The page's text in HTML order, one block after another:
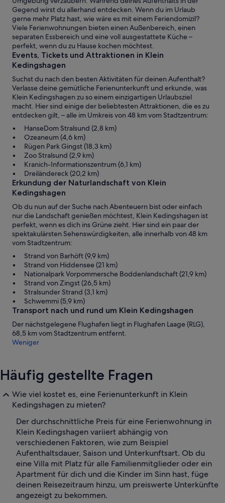
Gegend wirst du allerhand entdecken. Wenn du im Urlaub
gerne mehr Platz hast, wie wäre es mit einem Feriendomizil?
Viele Ferienwohnungen bieten einen Außenbereich, einen
separaten Essbereich und eine voll ausgestattete Küche –
perfekt, wenn du zu Hause kochen möchtest.
Events, Tickets und Attraktionen in Klein
Kedingshagen
Suchst du nach den besten Aktivitäten für deinen Aufenthalt?
Verlasse deine gemütliche Ferienunterkunft und erkunde, was
Klein Kedingshagen zu so einem einzigartigen Urlaubsziel
macht. Hier sind einige der beliebtesten Attraktionen, die es zu
entdecken gilt, – alle im Umkreis von 48 km vom Stadtzentrum:
HanseDom Stralsund (2,8 km)
Ozeaneum (4,6 km)
Rügen Park Gingst (18,3 km)
Zoo Stralsund (2,9 km)
Kranich-Informationszentrum (6,1 km)
Dreiländereck (20,2 km)
Erkundung der Naturlandschaft von Klein
Kedingshagen
Ob du nun auf der Suche nach Abenteuern bist oder einfach
nur die Landschaft genießen möchtest, Klein Kedingshagen ist
perfekt, wenn es dich ins Grüne zieht. Hier sind ein paar der
spektakulärsten Sehenswürdigkeiten, alle innerhalb von 48 km
vom Stadtzentrum:
Strand von Barhöft (9,9 km)
Strand von Hiddensee (21 km)
Nationalpark Vorpommersche Boddenlandschaft (21,9 km)
Strand von Zingst (26,5 km)
Stralsunder Strand (3,1 km)
Schwemmi (5,9 km)
Transport nach und rund um Klein Kedingshagen
Der nächstgelegene Flughafen liegt in Flughafen Laage (RLG),
68,5 km vom Stadtzentrum entfernt.
Weniger
Häufig gestellte Fragen
Wie viel kostet es, eine Ferienunterkunft in Klein
Kedingshagen zu mieten?
Der durchschnittliche Preis für eine Ferienwohnung in
Klein Kedingshagen variiert abhängig von
verschiedenen Faktoren, wie zum Beispiel
Aufenthaltsdauer, Saison und Unterkunftsart. Ob du
eine Villa mit Platz für alle Familienmitglieder oder ein
Apartment für dich und die Kinder im Sinn hast, füge
deinen Reisezeitraum hinzu, um preiswerte Unterkünfte
angezeigt zu bekommen.